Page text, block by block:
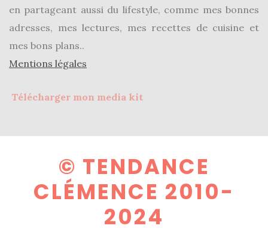
(43)
en partageant aussi du lifestyle, comme mes bonnes
adresses, mes lectures, mes recettes de cuisine et
mes bons plans..
Mentions légales
Télécharger mon media kit
© TENDANCE
CLÉMENCE 2010-
2024